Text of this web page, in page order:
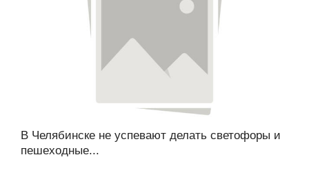
В Челябинске не успевают делать светофоры и
пешеходные...